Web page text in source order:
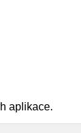
aplikace.